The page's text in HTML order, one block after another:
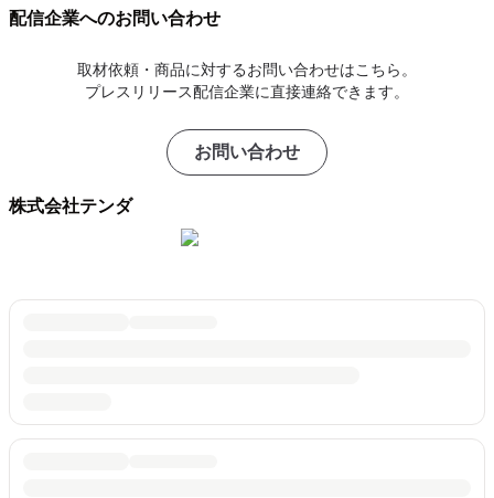
配信企業へのお問い合わせ
取材依頼・商品に対するお問い合わせはこちら。
プレスリリース配信企業に直接連絡できます。
お問い合わせ
株式会社テンダ